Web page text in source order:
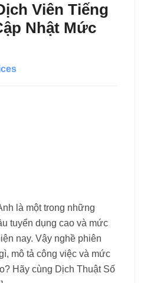
Viên Tiếng
Nhật Mức
là một trong những
tuyển dụng cao và mức
nay. Vậy nghề phiên
mô tả công việc và mức
Hãy cùng Dịch Thuật Số